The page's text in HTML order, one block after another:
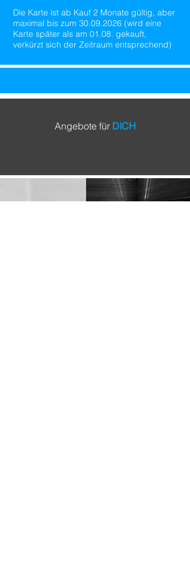
Die Karte ist ab Kauf 2 Monate gültig, aber
maximal bis zum 30.09.2026 (wird eine
Karte später als am 01.08. gekauft,
verkürzt sich der Zeitraum entsprechend)
Angebote für DICH